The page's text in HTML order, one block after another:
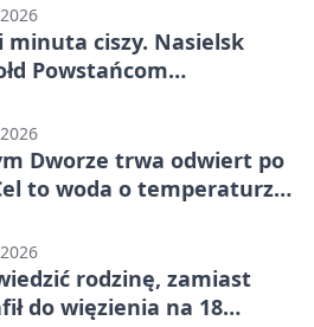
minuta ciszy. Nasielsk
Powstańcom
Dworze trwa odwiert po
to woda o temperaturze
rodzinę, zamiast
do więzienia na 18